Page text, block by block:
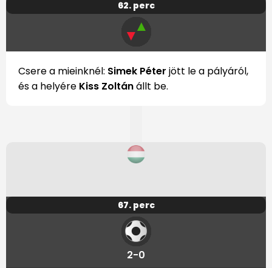
62. perc
▼▲
Csere a mieinknél: Simek Péter jött le a pályáról,
és a helyére Kiss Zoltánállt be.
67. perc
2-0